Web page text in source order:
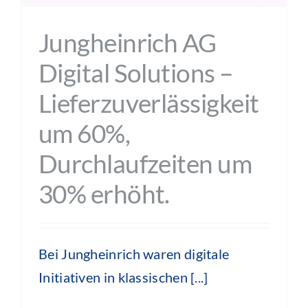
Jungheinrich AG
Digital Solutions –
Lieferzuverlässigkeit
um 60%,
Durchlaufzeiten um
30% erhöht.
Bei Jungheinrich waren digitale
Initiativen in klassischen [...]